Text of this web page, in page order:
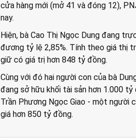
cửa hàng mới (mở 41 và đóng 12),
nay.
Hiện, bà Cao Thị Ngọc Dung đang
đương tỷ lệ 2,85%. Tính theo giá thị
giữ có giá trị hơn 848 tỷ đồng.
Cùng với đó hai người con của bà
đang sở hữu khối tài sản hơn 1.000
Trần Phương Ngọc Giao - một người
giá hơn 850 tỷ đồng.